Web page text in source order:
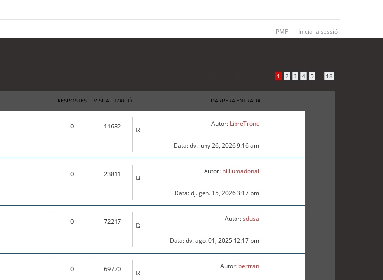
PMF Inicia la sessió
1 2 3 4 5 18
RESPOSTES VISUALITZACIÓ DARRERA ENTRADA
0 11632 Autor: LibreTronc
Data: dv. juny 26, 2026 9:16 am
0 23811 Autor: hilliumadonai
Data: dj. gen. 15, 2026 3:17 pm
0 72217 Autor:sdusa
Data: dv. ago. 01, 2025 12:17 pm
0 69770 Autor: bertran